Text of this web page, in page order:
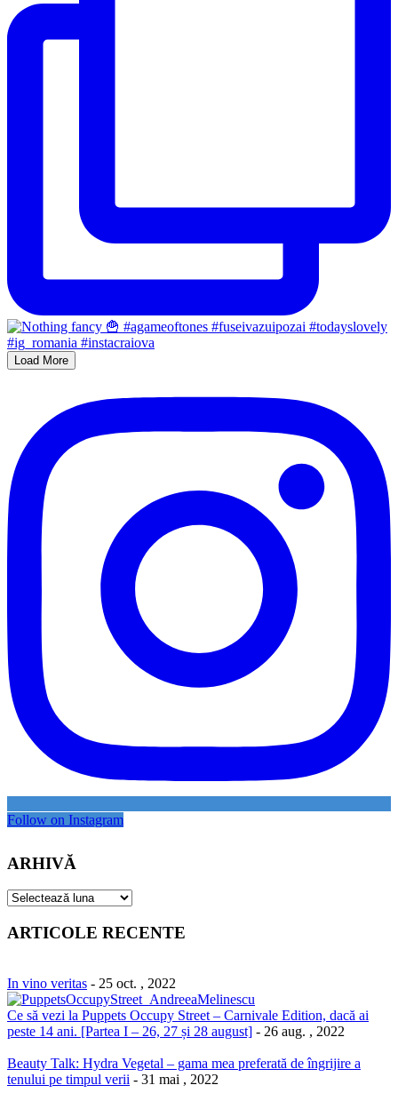
Load More
Follow on Instagram
ARHIVĂ
ARHIVĂ
ARTICOLE RECENTE
In vino veritas - 25 oct. , 2022
Ce să vezi la Puppets Occupy Street – Carnivale Edition, dacă ai
peste 14 ani. [Partea I – 26, 27 și 28 august] - 26 aug. , 2022
Beauty Talk: Hydra Vegetal – gama mea preferată de îngrijire a
tenului pe timpul verii - 31 mai , 2022